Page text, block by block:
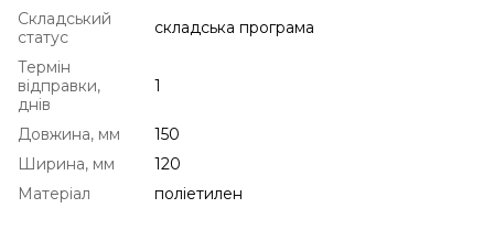
Складський
статус
складська програма
Термін
відправки,
днів
1
Довжина, мм
150
Ширина, мм
120
Матеріал
поліетилен